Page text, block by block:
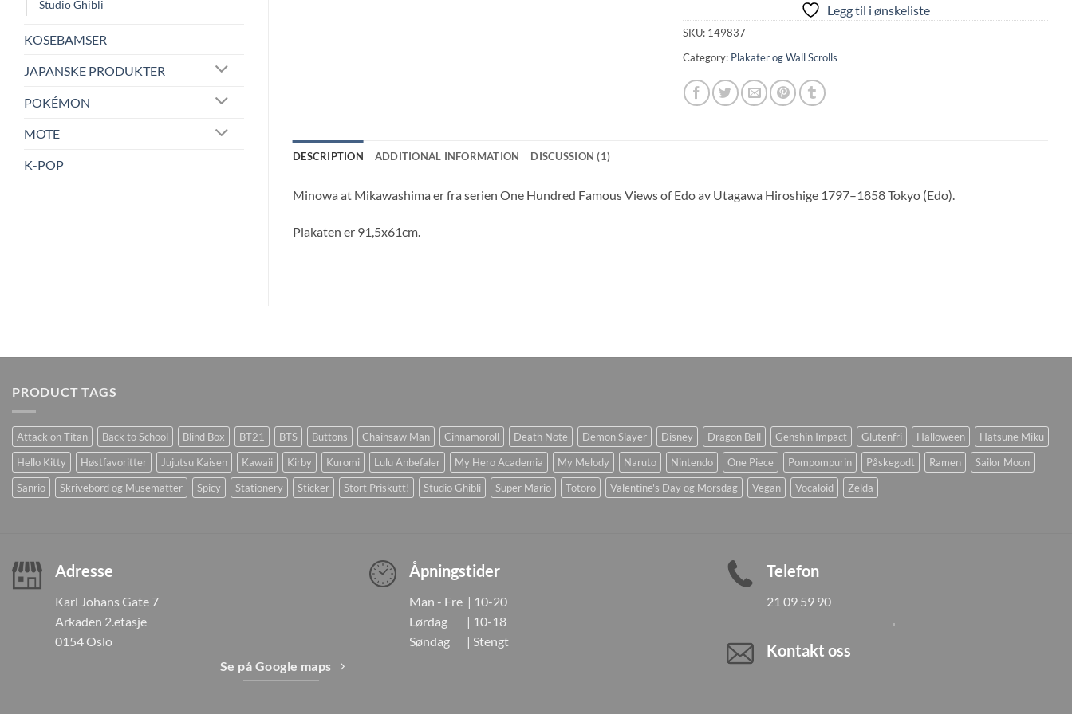
Studio Ghibli
KOSEBAMSER
JAPANSKE PRODUKTER
POKÉMON
MOTE
K-POP
Legg til i ønskeliste
SKU: 149837
Category: Plakater og Wall Scrolls
DESCRIPTION ADDITIONAL INFORMATION DISCUSSION (1)
Minowa at Mikawashima er fra serien One Hundred Famous Views of Edo av Utagawa Hiroshige 1797–1858 Tokyo (Edo).
Plakaten er 91,5x61cm.
PRODUCT TAGS
Attack on Titan Back to School Blind Box BT21 BTS Buttons Chainsaw Man Cinnamoroll Death Note Demon Slayer Disney Dragon Ball Genshin Impact Glutenfri Halloween
Hatsune Miku
Hello Kitty
Høstfavoritter Jujutsu Kaisen Kawaii Kirby Kuromi Lulu Anbefaler My Hero Academia My Melody Naruto Nintendo One Piece Pompompurin Påskegodt Ramen
Sailor Moon
Sanrio
Skrivebord og Musematter Spicy Stationery Sticker Stort Priskutt! Studio Ghibli Super Mario Totoro Valentine's Day og Morsdag Vegan Vocaloid Zelda
Adresse
Karl Johans Gate 7
Arkaden 2.etasje
0154 Oslo
Se på Google maps
Åpningstider
Man - Fre | 10-20
Lørdag | 10-18
Søndag | Stengt
Telefon
21 09 59 90
Kontakt oss